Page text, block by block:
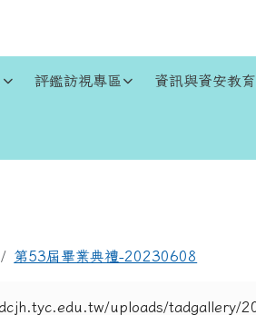
評鑑訪視專區 資訊與資安教育
第53屆畢業典禮-20230608